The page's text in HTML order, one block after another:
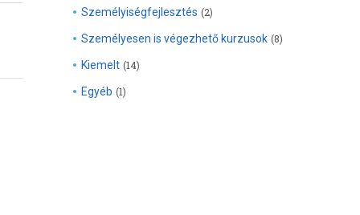
Személyiségfejlesztés (2)
Személyesen is végezhető kurzusok (8)
Kiemelt (14)
Egyéb (1)